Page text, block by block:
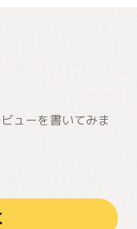
ューを書いてみま